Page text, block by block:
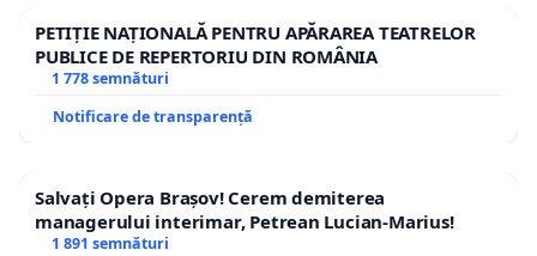
PETIȚIE NAȚIONALĂ PENTRU APĂRAREA TEATRELOR
PUBLICE DE REPERTORIU DIN ROMÂNIA
1 778 semnături
Notificare de transparență
Salvați Opera Brașov! Cerem demiterea
managerului interimar, Petrean Lucian-Marius!
1 891 semnături